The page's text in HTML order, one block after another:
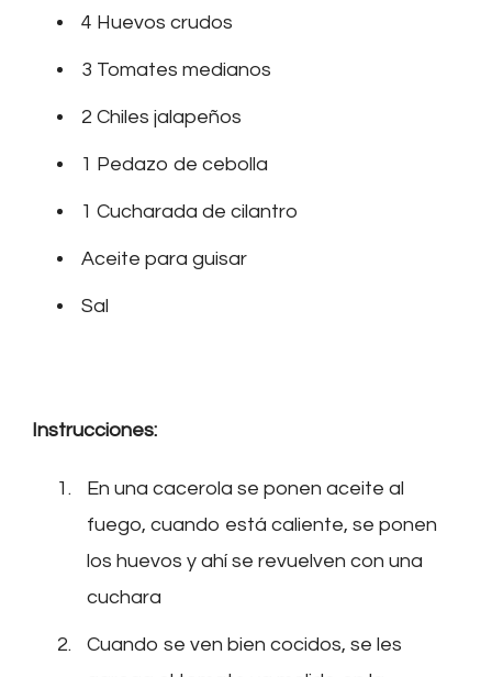
4 Huevos crudos
3 Tomates medianos
2 Chiles jalapeños
1 Pedazo de cebolla
1 Cucharada de cilantro
Aceite para guisar
Sal
Instrucciones:
En una cacerola se ponen aceite al
fuego, cuando está caliente, se ponen
los huevos y ahí se revuelven con una
cuchara
Cuando se ven bien cocidos, se les